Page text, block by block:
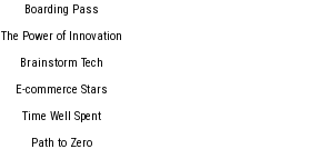
Boarding Pass
The Power of Innovation
Brainstorm Tech
E-commerce Stars
Time Well Spent
Path to Zero